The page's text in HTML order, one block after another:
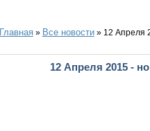
Главная» Все новости» 12 Апреля
12 Апреля 2015 -